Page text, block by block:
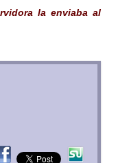
la enviaba al